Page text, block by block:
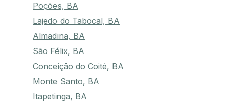
Poções, BA
Lajedo do Tabocal, BA
Almadina, BA
São Félix, BA
Conceição do Coité, BA
Monte Santo, BA
Itapetinga, BA